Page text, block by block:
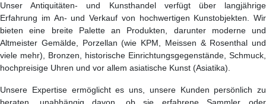
Unser Antiquitäten- und Kunsthandel verfügt über langjährige
Erfahrung im An- und Verkauf von hochwertigen Kunstobjekten. Wir
bieten eine breite Palette an Produkten, darunter moderne und
Altmeister Gemälde, Porzellan (wie KPM, Meissen & Rosenthal und
viele mehr), Bronzen, historische Einrichtungsgegenstände, Schmuck,
hochpreisige Uhren und vor allem asiatische Kunst (Asiatika).
Unsere Expertise ermöglicht es uns, unsere Kunden persönlich zu